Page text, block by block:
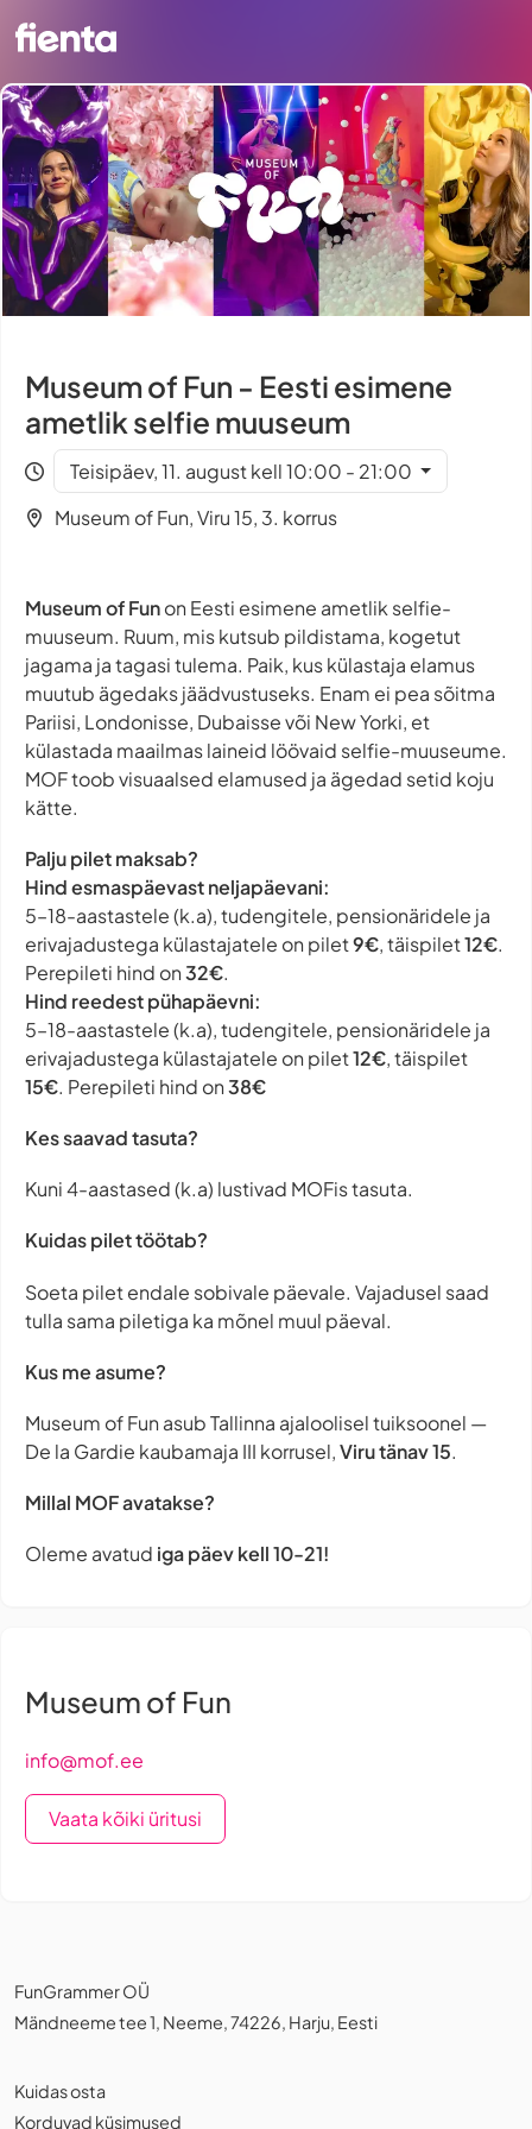
Museum of Fun - Eesti esimene
ametlik selfie muuseum
Teisipäev, 11. august kell 10:00 - 21:00
Museum of Fun, Viru 15, 3. korrus
Museum of Funon Eesti esimene ametlik selfie-
muuseum. Ruum, mis kutsub pildistama, kogetut
jagama ja tagasi tulema. Paik, kus külastaja elamus
muutub ägedaks jäädvustuseks. Enam ei pea sõitma
Pariisi, Londonisse, Dubaisse või New Yorki, et
külastada maailmas laineid löövaid selfie-muuseume.
MOF toob visuaalsed elamused ja ägedad setid koju
kätte.
Palju pilet maksab?
Hind esmaspäevast neljapäevani:
5–18-aastastele (k.a), tudengitele, pensionäridele ja
erivajadustega külastajatele on pilet9€, täispilet12€.
Perepileti hind on32€.
Hind reedest pühapäevni:
5–18-aastastele (k.a), tudengitele, pensionäridele ja
erivajadustega külastajatele on pilet12€, täispilet
15€. Perepileti hind on38€
Kes saavad tasuta?
Kuni 4-aastased (k.a) lustivad MOFis tasuta.
Kuidas pilet töötab?
Soeta pilet endale sobivale päevale. Vajadusel saad
tulla sama piletiga ka mõnel muul päeval.
Kus me asume?
Museum of Fun asub Tallinna ajaloolisel tuiksoonel —
De la Gardie kaubamaja III korrusel,Viru tänav 15.
Millal MOF avatakse?
Oleme avatud iga päevkell 10-21!
Museum of Fun
info@mof.ee
Vaata kõiki üritusi
FunGrammer OÜ
Mändneeme tee 1, Neeme, 74226, Harju, Eesti
Kuidas osta
Korduvad küsimused